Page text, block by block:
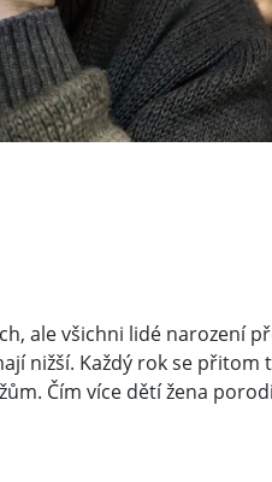
ale všichni lidé narození
nižší. Každý rok se přitom
Čím více dětí žena